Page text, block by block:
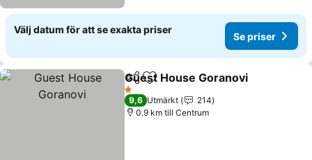
Välj datum för att se exakta priser
Se priser
Dela Lägg till i Mina Favoriter
Guest House Goranovi
1 Stjärnor
9,6 Utmärkt
214
0.9 km till Centrum